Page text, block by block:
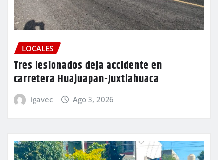
LOCALES
Tres lesionados deja accidente en
carretera Huajuapan-Juxtlahuaca
igavec Ago 3, 2026